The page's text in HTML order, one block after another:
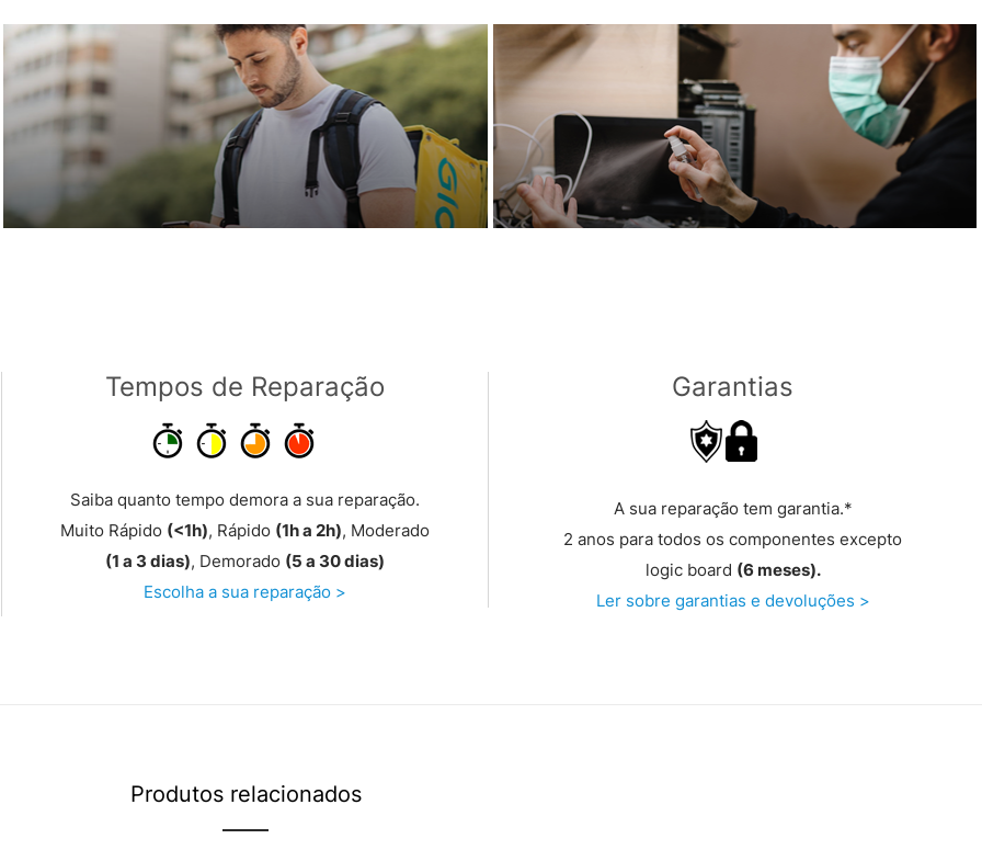
Tempos de Reparação
Saiba quanto tempo demora a sua reparação.
Muito Rápido (<1h), Rápido (1h a 2h), Moderado
(1 a 3 dias), Demorado (5 a 30 dias)
Escolha a sua reparação >
Garantias
A sua reparação tem garantia.*
2 anos para todos os componentes excepto
logic board (6 meses).
Ler sobre garantias e devoluções >
Produtos relacionados